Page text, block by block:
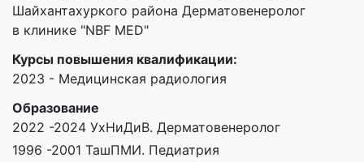
Шайхантахуркого района Дерматовенеролог
в клинике "NBF MED"
Курсы повышения квалификации:
2023 - Медицинская радиология
Образование
2022 -2024 УхНиДиВ. Дерматовенеролог
1996 -2001 ТашПМИ. Педиатрия